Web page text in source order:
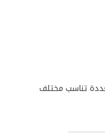
تناسب مختلف